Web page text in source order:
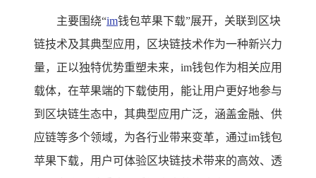
主要围绕“im钱包苹果下载”展开，关联到区块
链技术及其典型应用，区块链技术作为一种新兴力
量，正以独特优势重塑未来，im钱包作为相关应用
载体，在苹果端的下载使用，能让用户更好地参与
到区块链生态中，其典型应用广泛，涵盖金融、供
应链等多个领域，为各行业带来变革，通过im钱包
苹果下载，用户可体验区块链技术带来的高效、透